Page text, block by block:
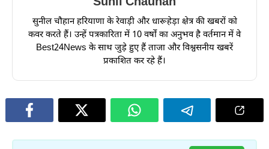
सुनील चौहान हरियाणा के रेवाड़ी और धारूहेड़ा क्षेत्र की खबरों को
कवर करते हैं। उन्हें पत्रकारिता में 10 वर्षों का अनुभव है वर्तमान में वे
Best24News के साथ जुड़े हुए हैं ताजा और विश्वसनीय खबरें
प्रकाशित कर रहे हैं।